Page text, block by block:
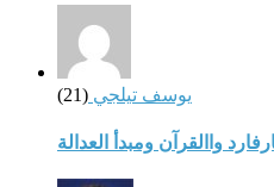
يوسف تيلجي (21)
واالقرآن ومبدأ العدالة